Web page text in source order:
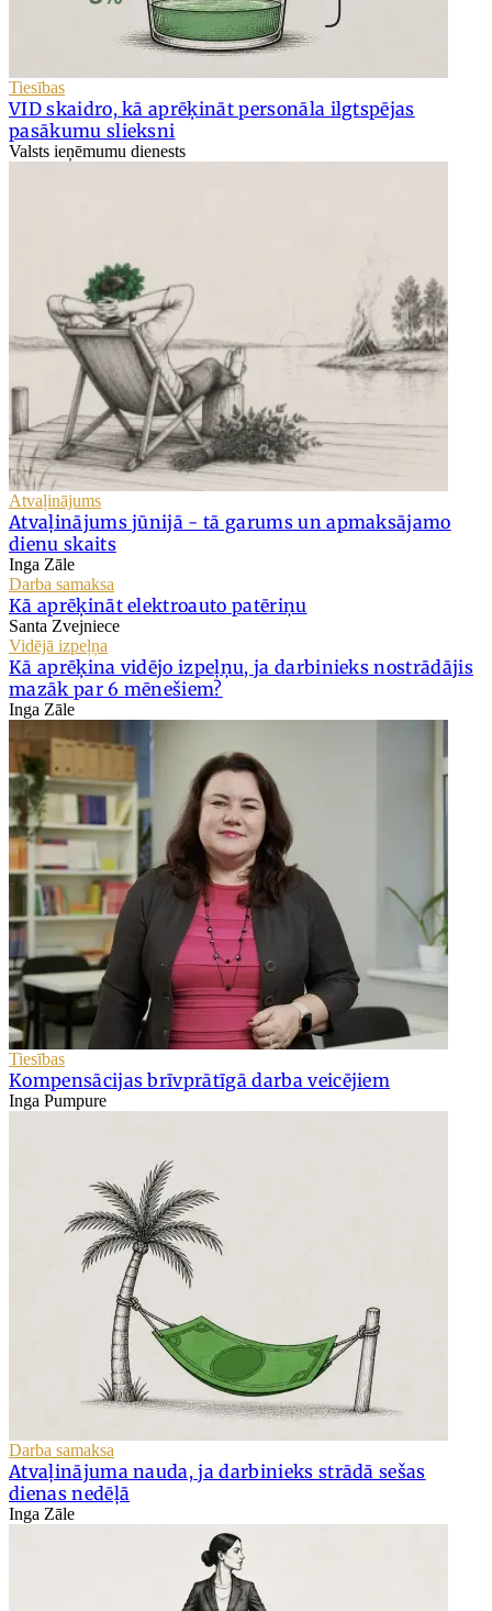
Tiesības
VID skaidro, kā aprēķināt personāla ilgtspējas
pasākumu slieksni
Valsts ieņēmumu dienests
Atvaļinājums
Atvaļinājums jūnijā - tā garums un apmaksājamo
dienu skaits
Inga Zāle
Darba samaksa
Kā aprēķināt elektroauto patēriņu
Santa Zvejniece
Vidējā izpeļņa
Kā aprēķina vidējo izpeļņu, ja darbinieks nostrādājis
mazāk par 6 mēnešiem?
Inga Zāle
Tiesības
Kompensācijas brīvprātīgā darba veicējiem
Inga Pumpure
Darba samaksa
Atvaļinājuma nauda, ja darbinieks strādā sešas
dienas nedēļā
Inga Zāle